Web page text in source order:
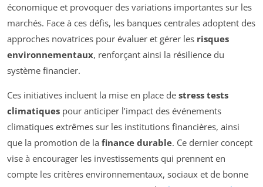
économique et provoquer des variations importantes sur les
marchés. Face à ces défis, les banques centrales adoptent des
approches novatrices pour évaluer et gérer les risques
environnementaux, renforçant ainsi la résilience du
système financier.
Ces initiatives incluent la mise en place de stress tests
climatiques pour anticiper l’impact des événements
climatiques extrêmes sur les institutions financières, ainsi
que la promotion de la finance durable. Ce dernier concept
vise à encourager les investissements qui prennent en
compte les critères environnementaux, sociaux et de bonne